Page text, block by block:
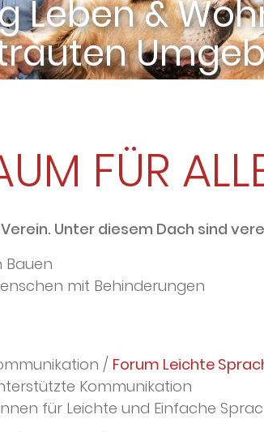
für Alle
im
genießen
FÜR
Unter diesem Dach sind
Bauen
mit Behinderungen
/ Forum Leichte
Kommunikation
für Leichte und Einfache